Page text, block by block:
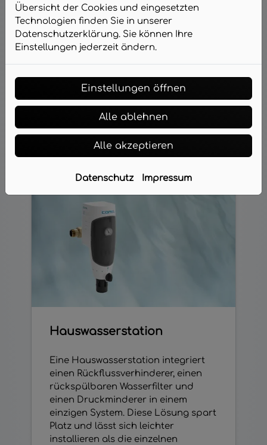
möglich, den Trinkwasserdruck im
Haus trotz unterschiedlicher Drücke
auf der Eingangsseite auf ein
gleichmäßiges Niveau zu regeln. Ist
der Druck zu hoch, wirkt sich das
negativ auf den Wasserverbrauch
und die Geräuschentwicklung in den
Armaturen aus. Weiterer Vorteil:
Schäden durch Überdruck, wie z. B.
Rohrbrüche, werden vermieden.
Hauswasserstation
Eine Hauswasserstation integriert
einen Rückflussverhinderer, einen
rückspülbaren Wasserfilter und
einen Druckminderer in einem
einzigen System. Diese Lösung spart
Platz und lässt sich leichter
installieren als die einzelnen
Übersicht der Cookies und eingesetzten
Technologien finden Sie in unserer
Datenschutzerklärung. Sie können Ihre
Einstellungen jederzeit ändern.
Einstellungen öffnen
Alle ablehnen
Alle akzeptieren
Datenschutz Impressum